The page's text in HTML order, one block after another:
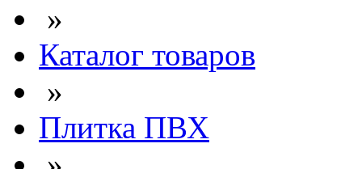
»
Каталог товаров
»
Плитка ПВХ